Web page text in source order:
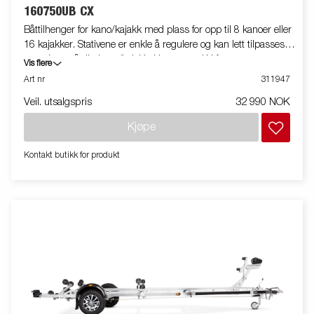
160750UB CX
Båttilhenger for kano/kajakk med plass for opp til 8 kanoer eller
16 kajakker. Stativene er enkle å regulere og kan lett tilpasses
størrelsen på din kano/kajakk. Utstyrt med V-formet
tilhengerdrag og utmerkede kjøreegen-skaper. Varmgalvanisert
ledningene ligger helt skjult og godt beskyttet inne i
Selve stativet har følgende mål, høyde 200 cm, lengde 199 cm,
85 cm. Båthengeren som er vist på bildet kan ha ekstrautstyr.
Vis flere
Art nr
311947
Veil. utsalgspris 32 990 NOK
Kjøpe
Kontakt butikk for produkt